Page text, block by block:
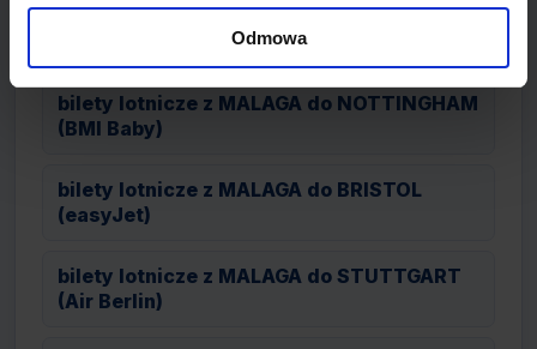
Odmowa
bilety lotnicze z MALAGA do BERLIN
bilety lotnicze z MALAGA do NOTTINGHAM
(BMI Baby)
bilety lotnicze z MALAGA do BRISTOL
(easyJet)
bilety lotnicze z MALAGA do STUTTGART
(Air Berlin)